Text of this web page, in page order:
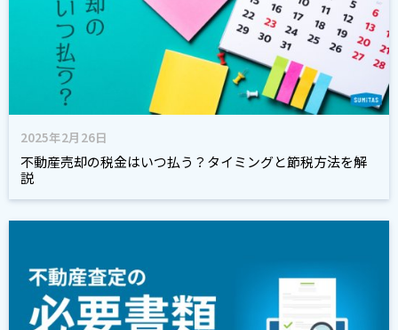
2025年2月26日
不動産売却の税金はいつ払う？タイミングと節税方法を解
説